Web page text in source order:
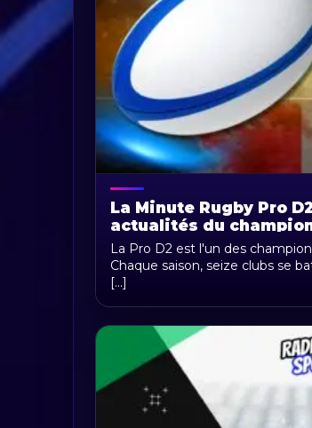
La Minute Rugby Pro
actualités du
La Pro D2 est l'un des
Chaque saison, seize clubs se
[...]